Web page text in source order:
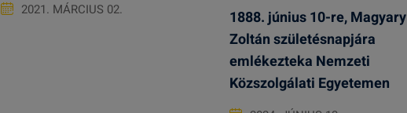
2021. MÁRCIUS 02.
1888. június 10-re, Magyary
Zoltán születésnapjára
emlékezteka Nemzeti
Közszolgálati Egyetemen